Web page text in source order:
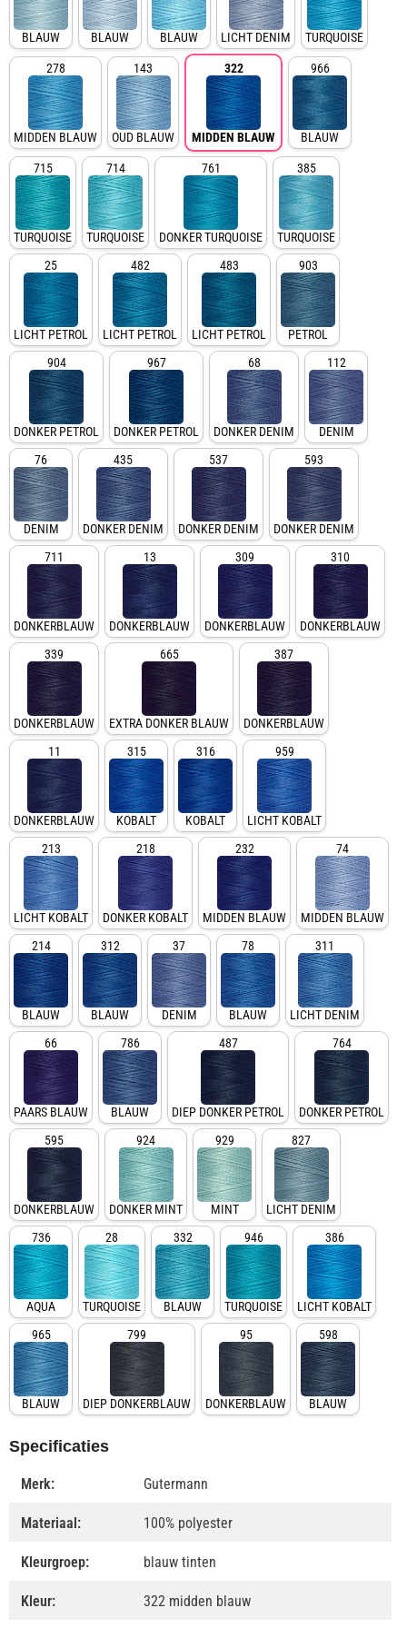
BLAUW BLAUW BLAUW LICHT DENIM TURQUOISE
278
MIDDEN BLAUW
143
OUD BLAUW
322
MIDDEN BLAUW
966
BLAUW
715
TURQUOISE
714
TURQUOISE
761
DONKER TURQUOISE
385
TURQUOISE
25
LICHT PETROL
482
LICHT PETROL
483
LICHT PETROL
903
PETROL
904
DONKER PETROL
967
DONKER PETROL
68
DONKER DENIM
112
DENIM
76
DENIM
435
DONKER DENIM
537
DONKER DENIM
593
DONKER DENIM
711
DONKERBLAUW
13
DONKERBLAUW
309
DONKERBLAUW
310
DONKERBLAUW
339
DONKERBLAUW
665
EXTRA DONKER BLAUW
387
DONKERBLAUW
11
DONKERBLAUW
315
KOBALT
316
KOBALT
959
LICHT KOBALT
213
LICHT KOBALT
218
DONKER KOBALT
232
MIDDEN BLAUW
74
MIDDEN BLAUW
214
BLAUW
312
BLAUW
37
DENIM
78
BLAUW
311
LICHT DENIM
66
PAARS BLAUW
786
BLAUW
487
DIEP DONKER PETROL
764
DONKER PETROL
595
DONKERBLAUW
924
DONKER MINT
929
MINT
827
LICHT DENIM
736
AQUA
28
TURQUOISE
332
BLAUW
946
TURQUOISE
386
LICHT KOBALT
965
BLAUW
799
DIEP DONKERBLAUW
95
DONKERBLAUW
598
BLAUW
Specificaties
Merk: Gutermann
Materiaal: 100% polyester
Kleurgroep: blauw tinten
Kleur: 322 midden blauw